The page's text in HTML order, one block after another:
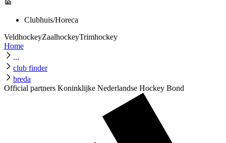
Clubhuis/Horeca
VeldhockeyZaalhockeyTrimhockey
Home
...
club finder
breda
Official partners Koninklijke Nederlandse Hockey Bond